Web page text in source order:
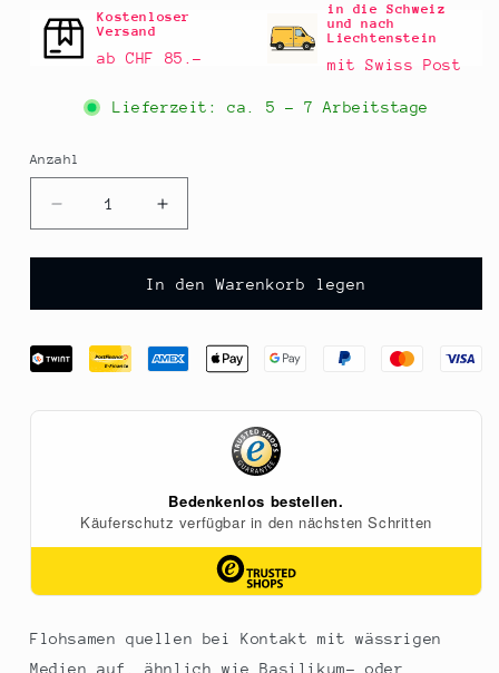
Kostenloser
Versand
ab CHF 85.–
in die Schweiz
und nach
Liechtenstein
mit Swiss Post
Lieferzeit: ca. 5 - 7 Arbeitstage
Anzahl
Anzahl
Verringere
die
Menge
Gewürzgarten
ganz,
50
Erhöhe
die
Menge
für
Gewürzgarten
ganz,
50
In den Warenkorb legen
Flohsamen quellen bei Kontakt mit wässrigen
Medien auf, ähnlich wie Basilikum- oder